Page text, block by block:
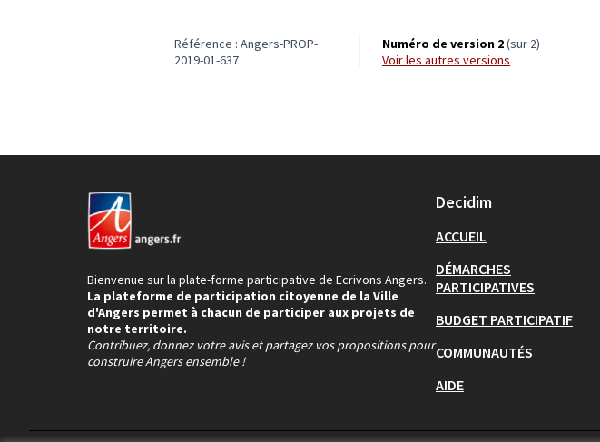
Référence : Angers-PROP-
2019-01-637
Numéro de version 2(sur 2)
voir les autres versions
Bienvenue sur la plate-forme participative de Ecrivons Angers.
La plateforme de participation citoyenne de la Ville
d'Angers permet à chacun de participer aux projets de
notre territoire.
Contribuez, donnez votre avis et partagez vos propositions pour
construire Angers ensemble !
Decidim
ACCUEIL
DÉMARCHES
PARTICIPATIVES
BUDGET PARTICIPATIF
COMMUNAUTÉS
AIDE